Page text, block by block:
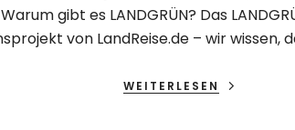
gibt es LANDGRÜN? Das
von LandReise.de – wir wissen,
WEITERLESEN